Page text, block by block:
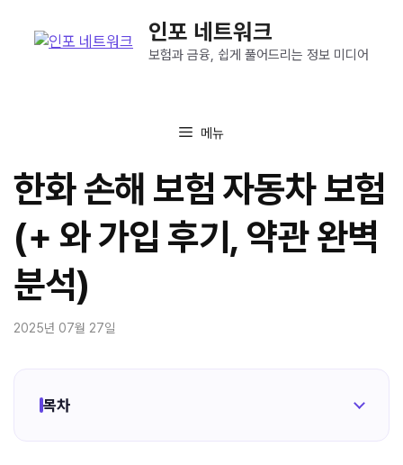
인포 네트워크
보험과 금융, 쉽게 풀어드리는 정보 미디어
메뉴
한화 손해 보험 자동차 보험
(+ 와 가입 후기, 약관 완벽
분석)
2025년 07월 27일
목차